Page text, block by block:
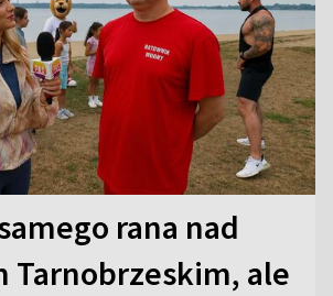
rana nad
Tarnobrzeskim, ale